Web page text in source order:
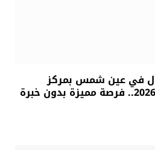
في عين شمس بمركز